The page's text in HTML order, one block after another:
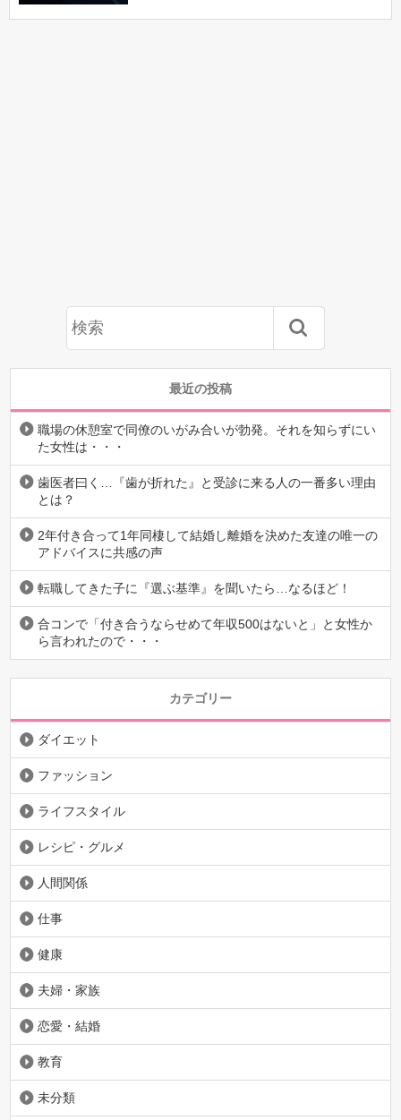
最近の投稿
職場の休憩室で同僚のいがみ合いが勃発。それを知らずにい
た女性は・・・
歯医者曰く…『歯が折れた』と受診に来る人の一番多い理由
とは？
2年付き合って1年同棲して結婚し離婚を決めた友達の唯一の
アドバイスに共感の声
転職してきた子に『選ぶ基準』を聞いたら…なるほど！
合コンで「付き合うならせめて年収500はないと」と女性か
ら言われたので・・・
カテゴリー
ダイエット
ファッション
ライフスタイル
レシピ・グルメ
人間関係
仕事
健康
夫婦・家族
恋愛・結婚
教育
未分類